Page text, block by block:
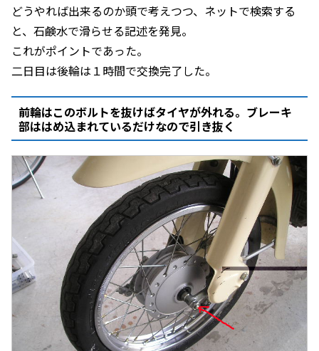
どうやれば出来るのか頭で考えつつ、ネットで検索する
と、石鹸水で滑らせる記述を発見。
これがポイントであった。
二日目は後輪は１時間で交換完了した。
前輪はこのボルトを抜けばタイヤが外れる。ブレーキ
部ははめ込まれているだけなので引き抜く